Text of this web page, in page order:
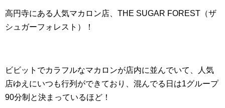
高円寺にある人気マカロン店、THE SUGAR FOREST（ザ
シュガーフォレスト）！
ビビットでカラフルなマカロンが店内に並んでいて、人気
店ゆえにいつも行列ができており、混んでる日は1グループ
90分制と決まっているほど！